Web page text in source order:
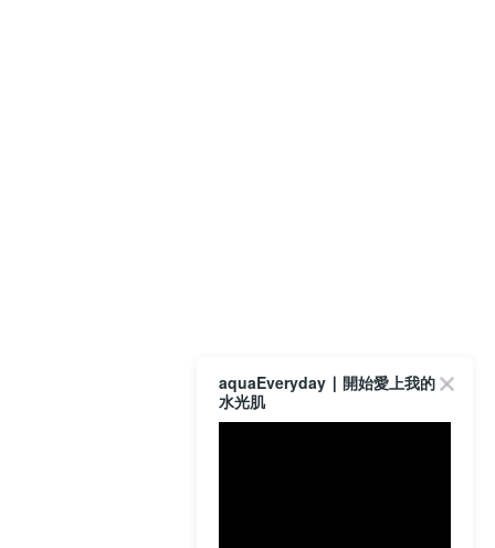
aquaEveryday ∣ 開始愛上我的
水光肌